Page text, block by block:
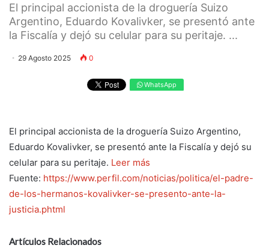
El principal accionista de la droguería Suizo
Argentino, Eduardo Kovalivker, se presentó ante
la Fiscalía y dejó su celular para su peritaje. ...
29 Agosto 2025 0
WhatsApp
El principal accionista de la droguería Suizo Argentino,
Eduardo Kovalivker, se presentó ante la Fiscalía y dejó su
celular para su peritaje. Leer más
Fuente: https://www.perfil.com/noticias/politica/el-padre-
de-los-hermanos-kovalivker-se-presento-ante-la-
justicia.phtml
Artículos Relacionados